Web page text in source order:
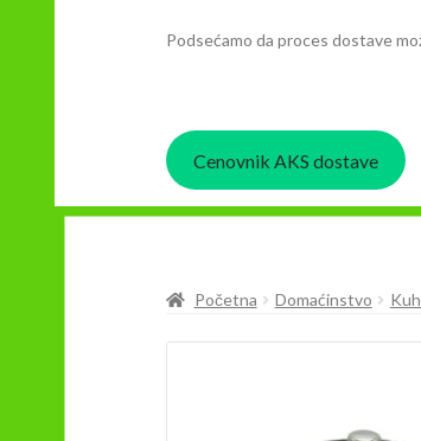
Podsećamo da proces dostave
Cenovnik AKS dostave
Početna Domaćinstvo